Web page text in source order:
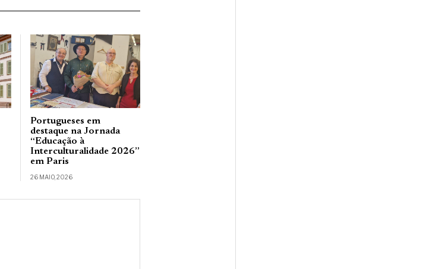
Portugueses em
destaque na Jornada
“Educação à
Interculturalidade 2026”
em Paris
26 MAIO, 2026